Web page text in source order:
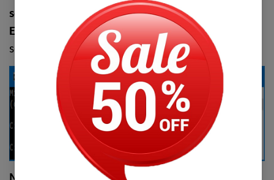
settings:
Enter
và hệ điều hành Windows 10 ngay lập tức
sẽ mở ứng dụng Settings.